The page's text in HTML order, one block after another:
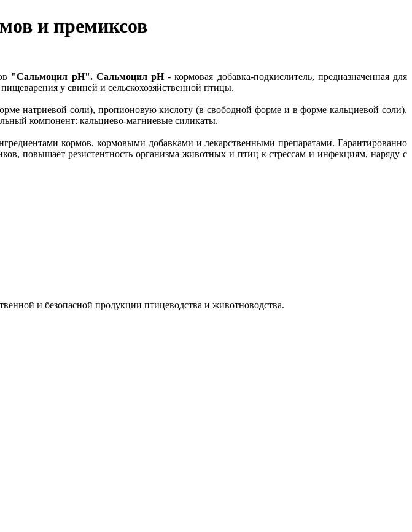
и премиксов
"Сальмоцил pH". Сальмоцил pH- кормовая добавка-подкислитель, предназначенная для
у свиней и сельскохозяйственной птицы.
натриевой соли), пропионовую кислоту (в свободной форме и в форме кальциевой соли),
компонент: кальциево-магниевые силикаты.
кормов, кормовыми добавками и лекарственными препаратами. Гарантированно
повышает резистентность организма животных и птиц к стрессам и инфекциям, наряду с
и безопасной продукции птицеводства и животноводства.